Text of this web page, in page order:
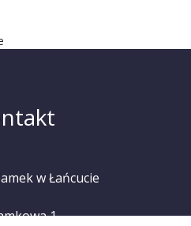
w Łańcucie
1